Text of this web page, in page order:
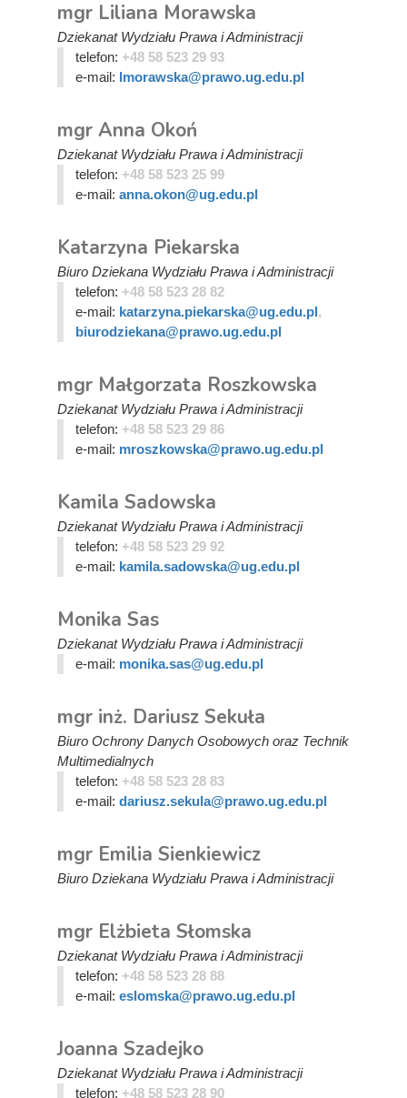
mgr Liliana Morawska
Dziekanat Wydziału Prawa i Administracji
telefon: +48 58 523 29 93
e-mail: lmorawska@prawo.ug.edu.pl
mgr Anna Okoń
Dziekanat Wydziału Prawa i Administracji
telefon: +48 58 523 25 99
e-mail: anna.okon@ug.edu.pl
Katarzyna Piekarska
Biuro Dziekana Wydziału Prawa i Administracji
telefon: +48 58 523 28 82
e-mail: katarzyna.piekarska@ug.edu.pl,
biurodziekana@prawo.ug.edu.pl
mgr Małgorzata Roszkowska
Dziekanat Wydziału Prawa i Administracji
telefon: +48 58 523 29 86
e-mail: mroszkowska@prawo.ug.edu.pl
Kamila Sadowska
Dziekanat Wydziału Prawa i Administracji
telefon: +48 58 523 29 92
e-mail: kamila.sadowska@ug.edu.pl
Monika Sas
Dziekanat Wydziału Prawa i Administracji
e-mail: monika.sas@ug.edu.pl
mgr inż. Dariusz Sekuła
Biuro Ochrony Danych Osobowych oraz Technik
Multimedialnych
telefon: +48 58 523 28 83
e-mail: dariusz.sekula@prawo.ug.edu.pl
mgr Emilia Sienkiewicz
Biuro Dziekana Wydziału Prawa i Administracji
mgr Elżbieta Słomska
Dziekanat Wydziału Prawa i Administracji
telefon: +48 58 523 28 88
e-mail: eslomska@prawo.ug.edu.pl
Joanna Szadejko
Dziekanat Wydziału Prawa i Administracji
telefon: +48 58 523 28 90